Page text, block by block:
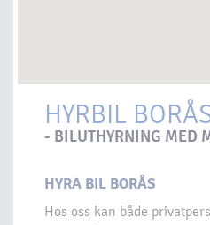
HYRBIL
- BILUTHYRNING MED
HYRA BIL BORÅS
Hos oss kan både